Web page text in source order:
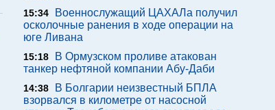
15:34
Военнослужащий ЦАХАЛа получил
осколочные ранения в ходе операции на
юге Ливана
15:18
В Ормузском проливе атакован
танкер нефтяной компании Абу-Даби
14:38
В Болгарии неизвестный БПЛА
взорвался в километре от насосной